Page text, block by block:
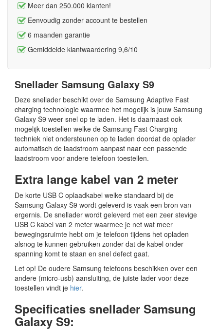
Meer dan 250.000 klanten!
Eenvoudig zonder account te bestellen
6 maanden garantie
Gemiddelde klantwaardering 9,6/10
Snellader Samsung Galaxy S9
Deze snellader beschikt over de Samsung Adaptive Fast
charging technologie waarmee het mogelijk is jouw Samsung
Galaxy S9 weer snel op te laden. Het is daarnaast ook
mogelijk toestellen welke de Samsung Fast Charging
techniek niet ondersteunen op te laden doordat de oplader
automatisch de laadstroom aanpast naar een passende
laadstroom voor andere telefoon toestellen.
Extra lange kabel van 2 meter
De korte USB C oplaadkabel welke standaard bij de
Samsung Galaxy S9 wordt geleverd is vaak een bron van
ergernis. De snellader wordt geleverd met een zeer stevige
USB C kabel van 2 meter waarmee je net wat meer
bewegingsruimte hebt om je telefoon tijdens het opladen
alsnog te kunnen gebruiken zonder dat de kabel onder
spanning komt te staan en snel defect gaat.
Let op! De oudere Samsung telefoons beschikken over een
andere (micro-usb) aansluiting, de juiste lader voor deze
toestellen vindt je hier.
Specificaties snellader Samsung
Galaxy S9: